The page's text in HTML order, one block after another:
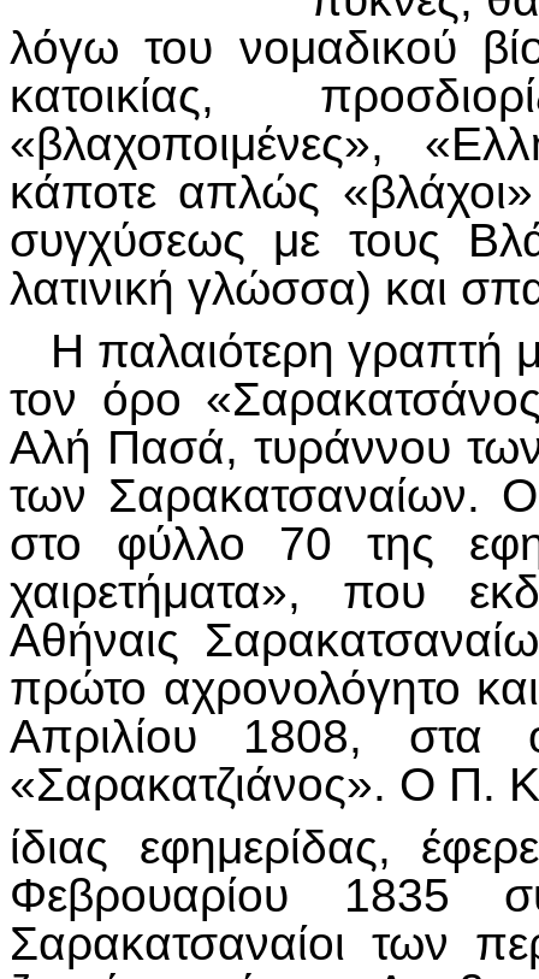
λόγω του νομαδικού
κατοικίας,
«βλαχοποιμένες»,
κάποτε απλώς
συγχύσεως με τους
λατινική γλώσσα) και
Η παλαιότερη γραπτή
τον όρο
Αλή Πασά, τυράννου
των Σαρακατσαναίων.
στο φύλλο 70 της
χαιρετήματα», που
Αθήναις
πρώτο αχρονολόγητο
Απριλίου 1808, στα
«Σαρακατζιάνος». Ο Π.
ίδιας εφημερίδας,
Φεβρουαρίου 1835
Σαρακατσαναίοι των